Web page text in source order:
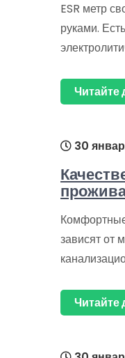
ESR метр
руками.
Читайте
30
зависят от
Читайте